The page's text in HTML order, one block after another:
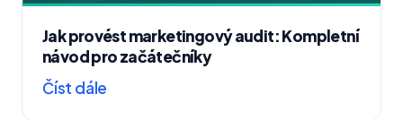
Jak provést marketingový audit: Kompletní
návod pro začátečníky
Číst dále